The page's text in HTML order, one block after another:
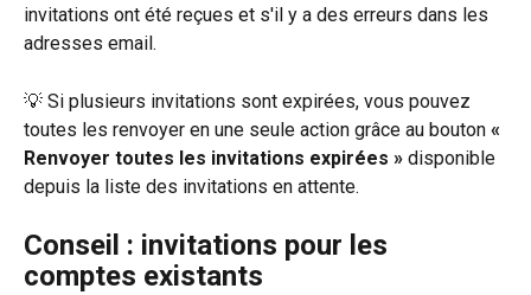
invitations ont été reçues et s'il y a des erreurs dans les
adresses email.
💡 Si plusieurs invitations sont expirées, vous pouvez
toutes les renvoyer en une seule action grâce au bouton «
Renvoyer toutes les invitations expirées » disponible
depuis la liste des invitations en attente.
Conseil : invitations pour les
comptes existants